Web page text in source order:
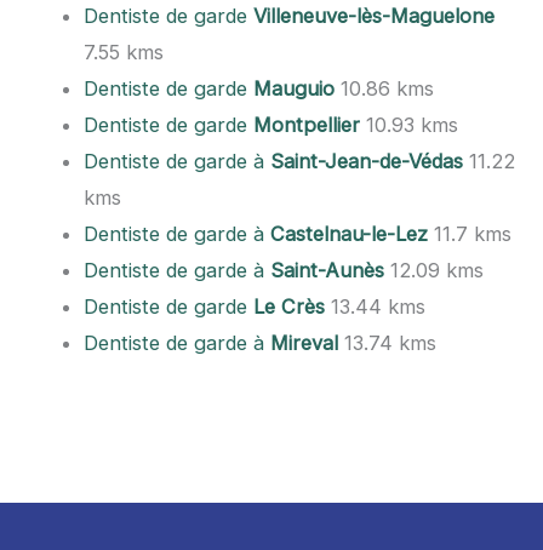
Dentiste de gardeVilleneuve-lès-Maguelone
7.55 kms
Dentiste de garde Mauguio 10.86 kms
Dentiste de garde Montpellier 10.93 kms
Dentiste de garde à Saint-Jean-de-Védas 11.22
kms
Dentiste de garde àCastelnau-le-Lez 11.7 kms
Dentiste de garde à Saint-Aunès 12.09 kms
Dentiste de garde Le Crès 13.44 kms
Dentiste de garde à Mireval 13.74 kms